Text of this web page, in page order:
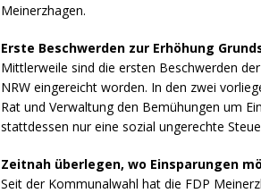
Meinerzhagen.
Erste Beschwerden zur Erhöhung
Mittlerweile sind die ersten Beschwerden
NRW eingereicht worden. In den zwei
Rat und Verwaltung den Bemühungen um
stattdessen nur eine sozial ungerechte
Zeitnah überlegen, wo Einsparungen
Seit der Kommunalwahl hat die FDP